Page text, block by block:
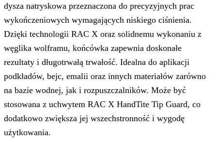
Cechy i zalety
Precyzyjna aplikacja przy niskim ciśnieniu
Optymalna do drobnych prac wykończeniowych,
zapewniając równomierne i kontrolowane nanoszenie
materiału.
Szeroka kompatybilność materiałowa
Obsługuje różne typy farb, podkładów, emalii i bejc, co czyni
ją niezwykle uniwersalnym narzędziem.
Wysoka trwałość
Solidna konstrukcja z węglika wolframu gwarantuje
odporność na zużycie i długą żywotność.
Optymalna szerokość wentylatora
Wentylator o szerokości do 25 cm (10 cali) pozwala na
pokrycie większej powierzchni przy minimalnym wysiłku.